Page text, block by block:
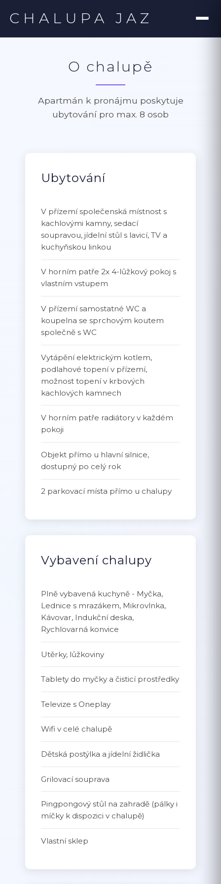
CHALUPA JAZ
O chalupě
Apartmán k pronájmu poskytuje
ubytování pro max. 8 osob
Ubytování
V přízemí společenská místnost s
kachlovými kamny, sedací
soupravou, jídelní stůl s lavicí, TV a
kuchyňskou linkou
V horním patře 2x 4-lůžkový pokoj s
vlastním vstupem
V přízemí samostatné WC a
koupelna se sprchovým koutem
společně s WC
Vytápění elektrickým kotlem,
podlahové topení v přízemí,
možnost topení v krbových
kachlových kamnech
V horním patře radiátory v každém
pokoji
Objekt přímo u hlavní silnice,
dostupný po celý rok
2 parkovací místa přímo u chalupy
Vybavení chalupy
Plně vybavená kuchyně - Myčka,
Lednice s mrazákem, Mikrovlnka,
Kávovar, Indukční deska,
Rychlovarná konvice
Utěrky, lůžkoviny
Tablety do myčky a čisticí prostředky
Televize s Oneplay
Wifi v celé chalupě
Dětská postýlka a jídelní židlička
Grilovací souprava
Pingpongový stůl na zahradě (pálky i
míčky k dispozici v chalupě)
Vlastní sklep